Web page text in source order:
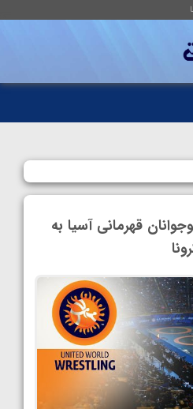
قهرمانی آسیا به